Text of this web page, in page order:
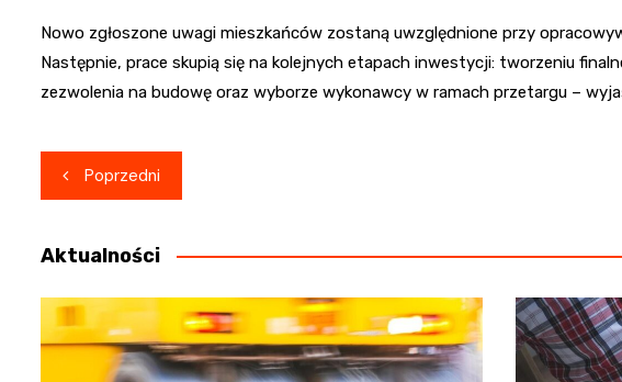
Nowo zgłoszone uwagi mieszkańców zostaną uwzględnione przy
Następnie, prace skupią się na kolejnych etapach inwestycji: tworzeniu
zezwolenia na budowę oraz wyborze wykonawcy w ramach przetargu –
Nawigacja
wpisu
Poprzedni
Aktualności